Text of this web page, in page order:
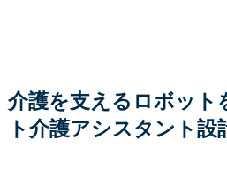
介護を支えるロボット
ト介護アシスタント設